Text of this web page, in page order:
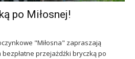
po Miłosnej!
"Miłosna" zapraszają
przejażdżki bryczką po